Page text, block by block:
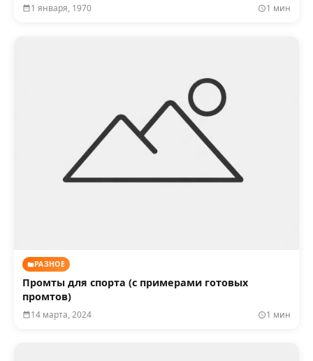
1 января, 1970 1 мин
РАЗНОЕ
Промты для спорта (с примерами готовых
промтов)
14 марта, 2024 1 мин